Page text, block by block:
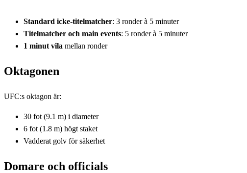
Standard icke-titelmatcher: 3 ronder à 5 minuter
Titelmatcher och main events: 5 ronder à 5 minuter
1 minut vila mellan ronder
Oktagonen
UFC:s oktagon är:
30 fot (9.1 m) i diameter
6 fot (1.8 m) högt staket
Vadderat golv för säkerhet
Domare och officials